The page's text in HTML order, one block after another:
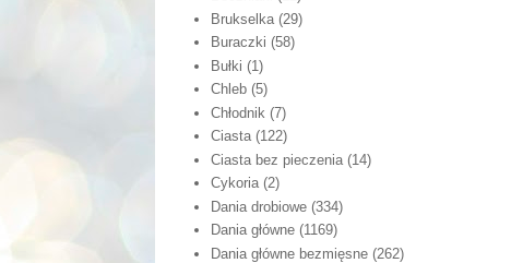
Brukselka (29)
Buraczki (58)
Bułki (1)
Chleb (5)
Chłodnik (7)
Ciasta (122)
Ciasta bez pieczenia (14)
Cykoria (2)
Dania drobiowe (334)
Dania główne (1169)
Dania główne bezmięsne (262)